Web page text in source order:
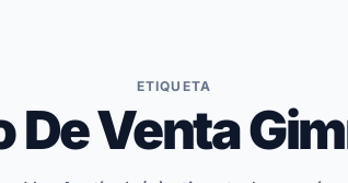
ETIQUETA
De Venta